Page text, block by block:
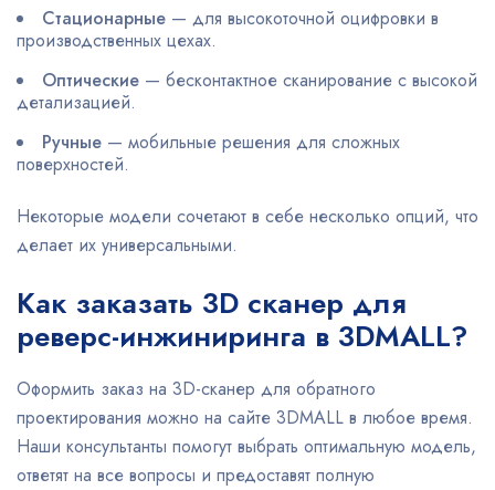
Стационарные — для высокоточной оцифровки в
производственных цехах.
Оптические — бесконтактное сканирование с высокой
детализацией.
Ручные — мобильные решения для сложных
поверхностей.
Некоторые модели сочетают в себе несколько опций, что
делает их универсальными.
Как заказать 3D сканер для
реверс-инжиниринга в 3DMALL?
Оформить заказ на 3D-сканер для обратного
проектирования можно на сайте 3DMALL в любое время.
Наши консультанты помогут выбрать оптимальную модель,
ответят на все вопросы и предоставят полную